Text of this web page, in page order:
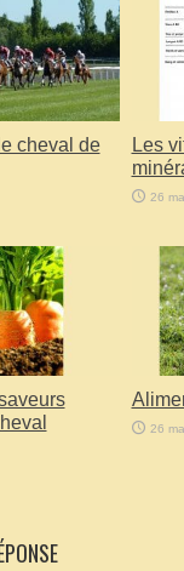
cheval de
Les
26
26